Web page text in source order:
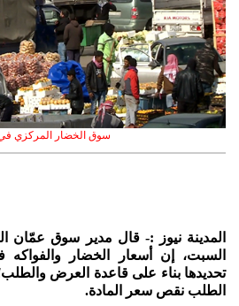
سوق الخضار المركزي
المدينة نيوز :- قال مدير سوق عمّان
السبت، إن أسعار الخضار
تحديدها بناء على قاعدة العرض
الطلب نقص سعر المادة.